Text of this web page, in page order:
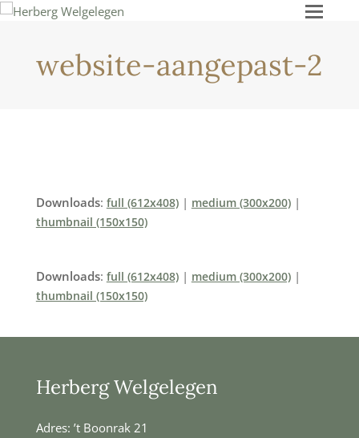
website-aangepast-2
Downloads: full (612x408)| medium (300x200)|
thumbnail (150x150)
Downloads: full (612x408)| medium (300x200)|
thumbnail (150x150)
Herberg Welgelegen
Adres: ’t Boonrak 21